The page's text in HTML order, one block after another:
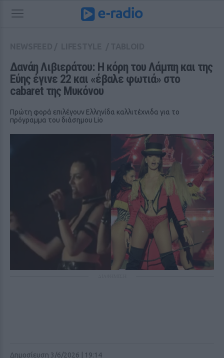
Δανάη Λιβιεράτου: Η κόρη του Λάμπη και της
Εύης έγινε 22 και «έβαλε φωτιά» στο
cabaret της Μυκόνου
Πρώτη φορά επιλέγουν Ελληνίδα καλλιτέχνιδα για το
πρόγραμμα του διάσημου Lio
Δημοσίευση 3/6/2026 | 19:14